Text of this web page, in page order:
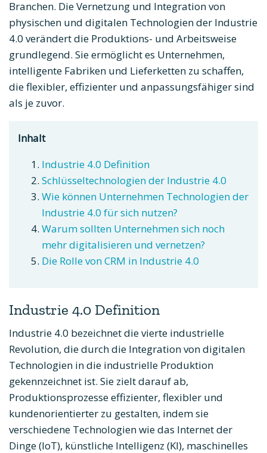
Branchen. Die Vernetzung und Integration von
physischen und digitalen Technologien der Industrie
4.0 verändert die Produktions- und Arbeitsweise
grundlegend. Sie ermöglicht es Unternehmen,
intelligente Fabriken und Lieferketten zu schaffen,
die flexibler, effizienter und anpassungsfähiger sind
als je zuvor.
Inhalt
Industrie 4.0 Definition
Schlüsseltechnologien der Industrie 4.0
Wie können Unternehmen Technologien der
Industrie 4.0 für sich nutzen?
Warum sollten Unternehmen sich noch
mehr digitalisieren und vernetzen?
Die Rolle von CRM in Industrie 4.0
Industrie 4.0 Definition
Industrie 4.0 bezeichnet die vierte industrielle
Revolution, die durch die Integration von digitalen
Technologien in die industrielle Produktion
gekennzeichnet ist. Sie zielt darauf ab,
Produktionsprozesse effizienter, flexibler und
kundenorientierter zu gestalten, indem sie
verschiedene Technologien wie das Internet der
Dinge (IoT), künstliche Intelligenz (KI), maschinelles